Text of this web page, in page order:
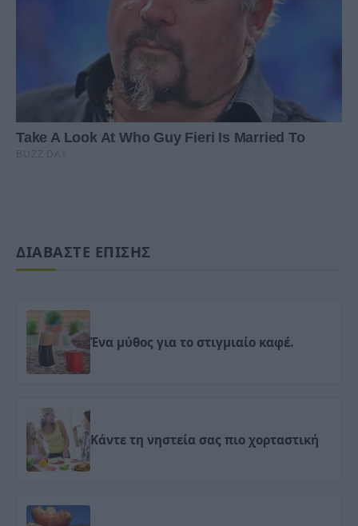
ΔΙΑΒΑΣΤΕ ΕΠΙΣΗΣ
Ένα μύθος για το στιγμιαίο καφέ.
Κάντε τη νηστεία σας πιο χορταστική